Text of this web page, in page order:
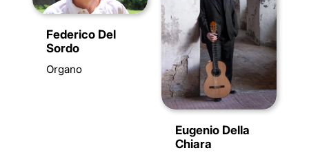
Federico Del
Sordo
Organo
Eugenio Della
Chiara